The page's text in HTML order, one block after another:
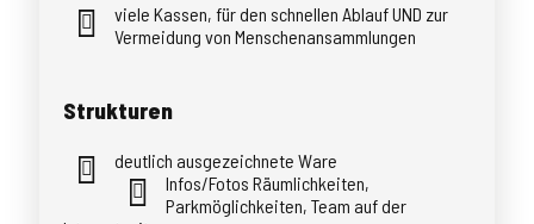
viele Kassen, für den schnellen Ablauf UND zur
Vermeidung von Menschenansammlungen
Strukturen
deutlich ausgezeichnete Ware
Infos/Fotos Räumlichkeiten,
Parkmöglichkeiten, Team auf der